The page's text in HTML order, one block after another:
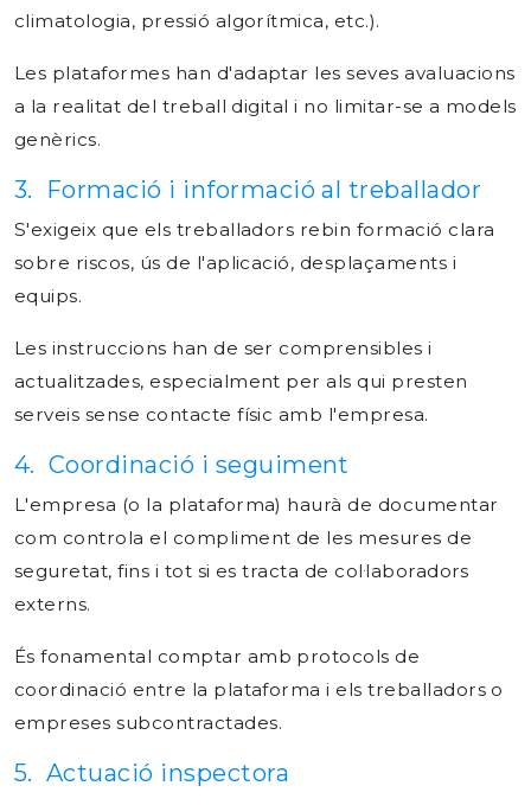
climatologia, pressió algorítmica, etc.).
Les plataformes han d'adaptar les seves avaluacions
a la realitat del treball digital i no limitar-se a models
genèrics.
3. Formació i informació al treballador
S'exigeix que els treballadors rebin formació clara
sobre riscos, ús de l'aplicació, desplaçaments i
equips.
Les instruccions han de ser comprensibles i
actualitzades, especialment per als qui presten
serveis sense contacte físic amb l'empresa.
4. Coordinació i seguiment
L'empresa (o la plataforma) haurà de documentar
com controla el compliment de les mesures de
seguretat, fins i tot si es tracta de col·laboradors
externs.
És fonamental comptar amb protocols de
coordinació entre la plataforma i els treballadors o
empreses subcontractades.
5. Actuació inspectora